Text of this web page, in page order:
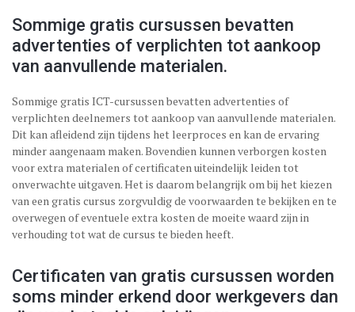
Sommige gratis cursussen bevatten
advertenties of verplichten tot aankoop
van aanvullende materialen.
Sommige gratis ICT-cursussen bevatten advertenties of
verplichten deelnemers tot aankoop van aanvullende materialen.
Dit kan afleidend zijn tijdens het leerproces en kan de ervaring
minder aangenaam maken. Bovendien kunnen verborgen kosten
voor extra materialen of certificaten uiteindelijk leiden tot
onverwachte uitgaven. Het is daarom belangrijk om bij het kiezen
van een gratis cursus zorgvuldig de voorwaarden te bekijken en te
overwegen of eventuele extra kosten de moeite waard zijn in
verhouding tot wat de cursus te bieden heeft.
Certificaten van gratis cursussen worden
soms minder erkend door werkgevers dan